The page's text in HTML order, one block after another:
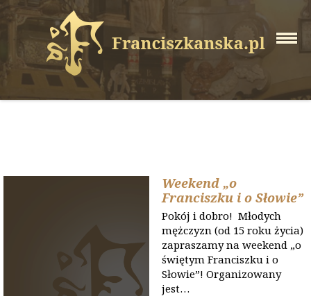
Weekend „o
Franciszku i o Słowie”
Pokój i dobro! Młodych
mężczyzn (od 15 roku życia)
zapraszamy na weekend „o
świętym Franciszku i o
Słowie”! Organizowany
jest…